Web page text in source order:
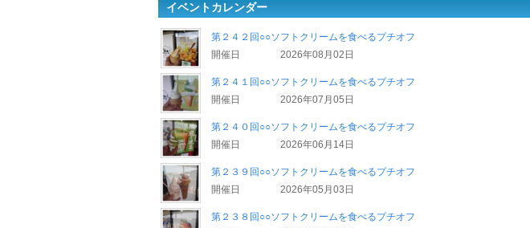
イベントカレンダー
第２４２回○○ソフトクリームを食べるプチオフ
開催日
2026年08月02日
第２４１回○○ソフトクリームを食べるプチオフ
開催日
2026年07月05日
第２４０回○○ソフトクリームを食べるプチオフ
開催日
2026年06月14日
第２３９回○○ソフトクリームを食べるプチオフ
開催日
2026年05月03日
第２３８回○○ソフトクリームを食べるプチオフ